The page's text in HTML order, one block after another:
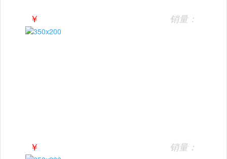
￥ 销量：
￥ 销量：